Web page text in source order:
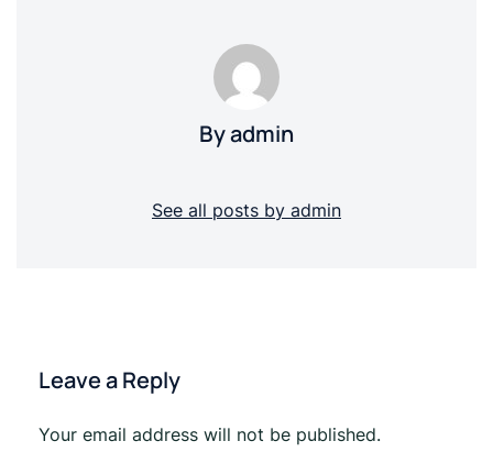
By admin
See all posts by admin
Leave a Reply
Your email address will not be published.